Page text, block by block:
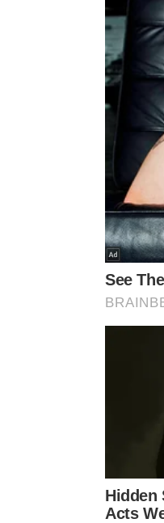
Abra um
Como não
A qualidade
, o codec
música, o perfil
Evite deixar o
distorção em
desative